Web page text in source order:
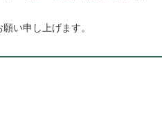
い申し上げます。